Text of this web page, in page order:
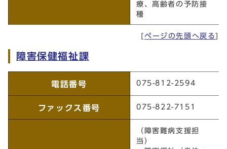
療、高齢者の予防接
種
ページの先頭へ戻る
障害保健福祉課
電話番号
075-812-2594
ファックス番号 075-822-7151
（障害難病支援担
当）